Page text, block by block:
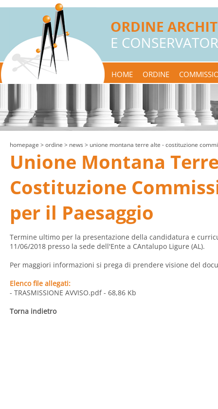
HOME ORDINE
homepage > ordine > news > unione montana terre alte - costituzione
Unione Montana
Costituzione
per il Paesaggio
Termine ultimo per la presentazione della candidatura e
11/06/2018 presso la sede dell'Ente a CAntalupo Ligure (AL).
Per maggiori informazioni si prega di prendere visione del
Elenco file allegati:
- TRASMISSIONE AVVISO.pdf- 68,86 Kb
Torna indietro